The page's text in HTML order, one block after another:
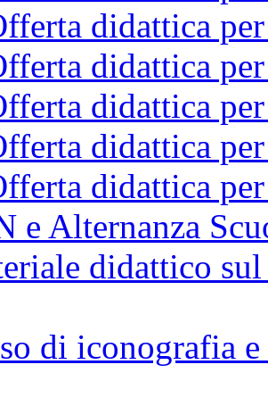
didattica
didattica
didattica
didattica
didattica
e Alternanza
didattico
di iconografia